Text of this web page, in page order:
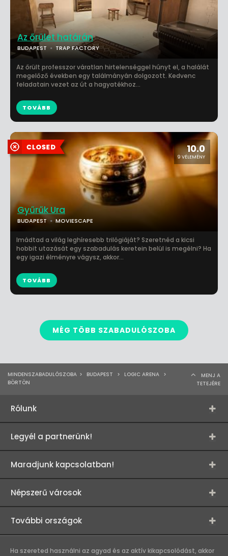
Az őrület határán
BUDAPEST TRAP FACTORY
Az őrült professzor váratlan hirtelenséggel húnyt el, a halálát
megelőző években egy találmányán dolgozott. Kedvenc
feladatain vezet az út a hagyatékhoz...
TOVÁBB
10.0
9 VÉLEMÉNY
Gyűrűk Ura
BUDAPEST MOVIESCAPE
Imádtad a világ leghíresebb trilógiáját? Szeretnéd a kicsi
hobbit utazását egy szabadulás keretein belül is megélni? Ha
egy igazi élményre vágysz, akkor...
TOVÁBB
MÉG TÖBB SZABADULÓSZOBA
MINDENSZABADULÓSZOBA > BUDAPEST > LOGIC ARENA >
BÖRTÖN
MENJ A
TETEJÉRE
Rólunk
Legyél a partnerünk!
Maradjunk kapcsolatban!
Népszerű városok
További országok
Ha szereted használni az agyad és az aktív kikapcsolódást, akkor